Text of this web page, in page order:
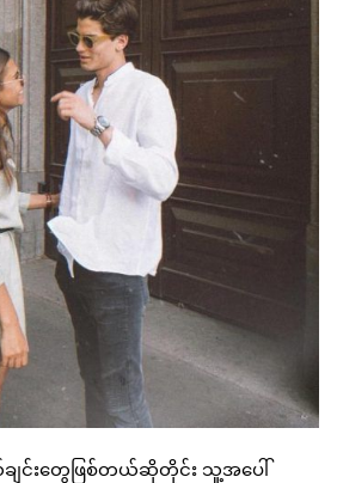
ျင်းတွေဖြစ်တယ်ဆိုတိုင်း သူ့အပေါ်